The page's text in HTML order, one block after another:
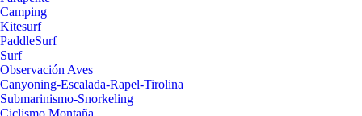
Camping
Kitesurf
PaddleSurf
Surf
Observación Aves
Canyoning-Escalada-Rapel-Tirolina
Submarinismo-Snorkeling
Ciclismo Montaña